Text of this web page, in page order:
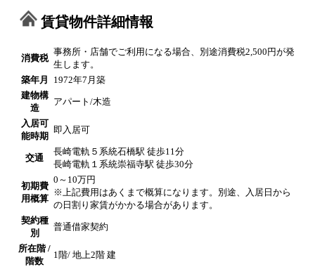
賃貸物件詳細情報
消費税
事務所・店舗でご利用になる場合、別途消費税2,500円が発
生します。
築年月
1972年7月築
建物構
造
アパート/木造
入居可
能時期
即入居可
交通
長崎電軌５系統石橋駅 徒歩11分
長崎電軌１系統崇福寺駅 徒歩30分
初期費
用概算
0～10万円
※上記費用はあくまで概算になります。別途、入居日から
の日割り家賃がかかる場合があります。
契約種
別
普通借家契約
所在階 /
階数
1階/ 地上2階 建